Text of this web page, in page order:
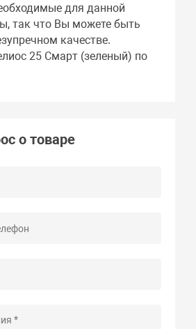
для данной
так что Вы можете быть
качестве.
25 Смарт (зеленый) по
о товаре